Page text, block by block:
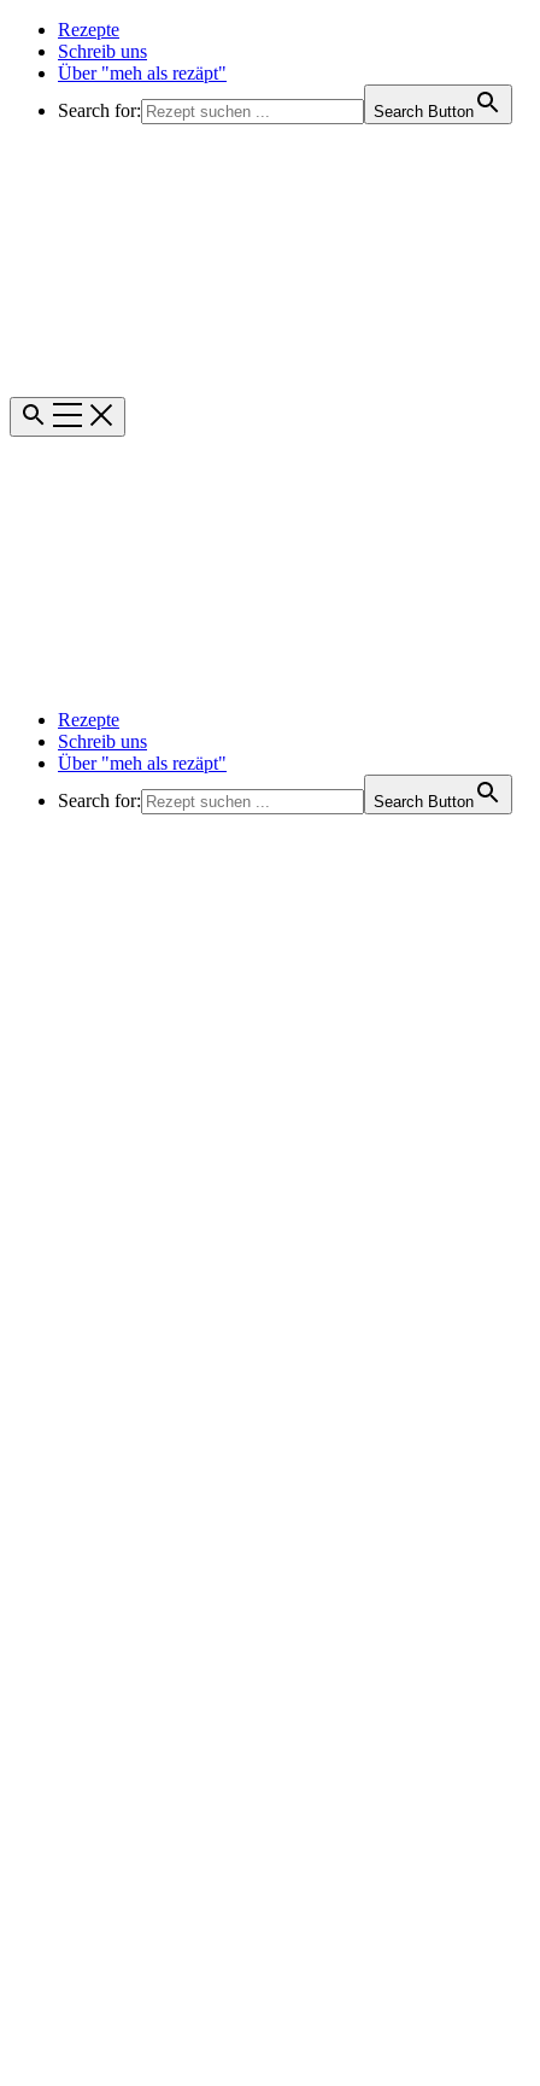
Rezepte
Schreib uns
Über "meh als rezäpt"
Search for:
Search Button
Rezepte
Schreib uns
Über "meh als rezäpt"
Search for:
Search Button